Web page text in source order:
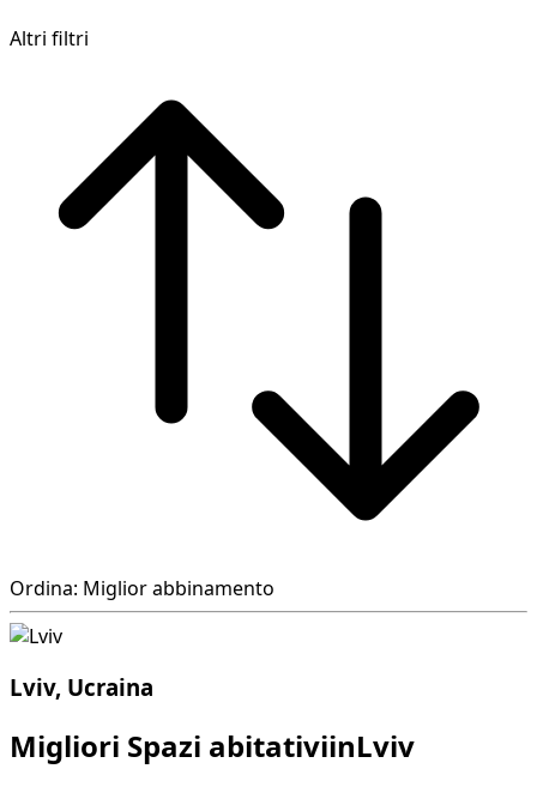
Altri filtri
Ordina: Miglior abbinamento
Lviv, Ucraina
Migliori Spazi abitativiinLviv